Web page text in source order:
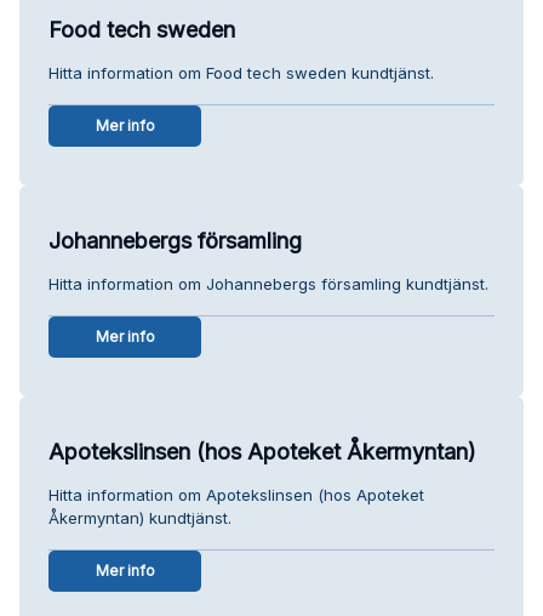
Food tech sweden
Hitta information om Food tech sweden kundtjänst.
Mer info
Johannebergs församling
Hitta information om Johannebergs församling kundtjänst.
Mer info
Apotekslinsen (hos Apoteket Åkermyntan)
Hitta information om Apotekslinsen (hos Apoteket
Åkermyntan) kundtjänst.
Mer info